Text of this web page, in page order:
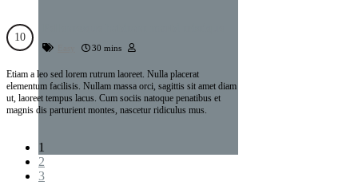
30 mins
Etiam a leo sed lorem rutrum laoreet. Nulla placerat
elementum facilisis. Nullam massa orci, sagittis sit amet diam
ut, laoreet tempus lacus. Cum sociis natoque penatibus et
magnis dis parturient montes, nascetur ridiculus mus.
1
2
3